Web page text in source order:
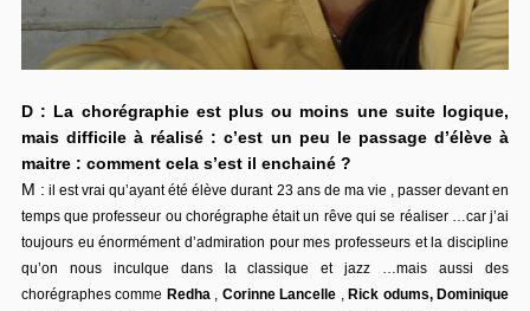
D : La chorégraphie est plus ou moins une suite logique,
mais difficile à réalisé : c’est un peu le passage d’élève à
maitre : comment cela s’est il enchainé ?
M : il est vrai qu’ayant été élève durant 23 ans de ma vie , passer devant en
temps que professeur ou chorégraphe était un rêve qui se réaliser …car j’ai
toujours eu énormément d’admiration pour mes professeurs et la discipline
qu’on nous inculque dans la classique et jazz …mais aussi des
chorégraphes comme Redha , Corinne Lancelle , Rick odums, Dominique